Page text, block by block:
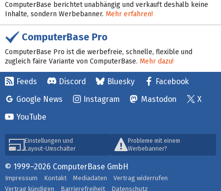
ComputerBase berichtet unabhängig und verkauft deshalb keine
Inhalte, sondern Werbebanner. Mehr erfahren!
ComputerBase Pro
ComputerBase Pro ist die werbefreie, schnelle, flexible und
zugleich faire Variante von ComputerBase. Mehr dazu!
Feeds Discord Bluesky
Facebook
Google News
Instagram Mastodon
X
YouTube
Einstellungen und
Layout-Umschalter
Probleme mit einem
Werbebanner?
© 1999–2026 ComputerBase GmbH
Impressum Kontakt Mediadaten
Vertrag widerrufen
Vertrag kündigen
Barrierefreiheit Datenschutz